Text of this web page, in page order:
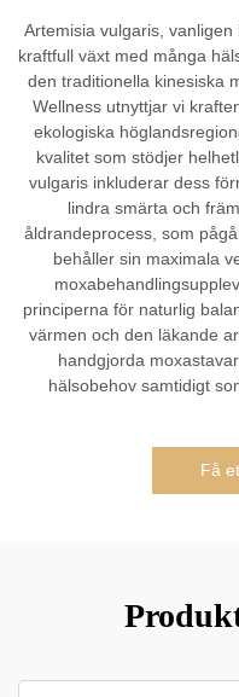
Artemisia vulgaris,
kraftfull växt med många
den traditionella kinesiska
Wellness utnyttjar vi
ekologiska
kvalitet som stödjer
vulgaris inkluderar dess
lindra smärta och
åldrandeprocess, som
behåller sin maximala
principerna för naturlig
värmen och den läkande
handgjorda
hälsobehov samtidigt
Få